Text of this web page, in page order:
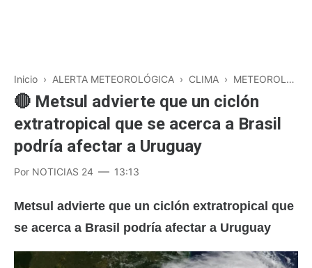
Inicio › ALERTA METEOROLÓGICA › CLIMA › METEOROLOGÍA
🔴 Metsul advierte que un ciclón
extratropical que se acerca a Brasil
podría afectar a Uruguay
Por NOTICIAS 24 13:13
Metsul advierte que un ciclón extratropical que
se acerca a Brasil podría afectar a Uruguay